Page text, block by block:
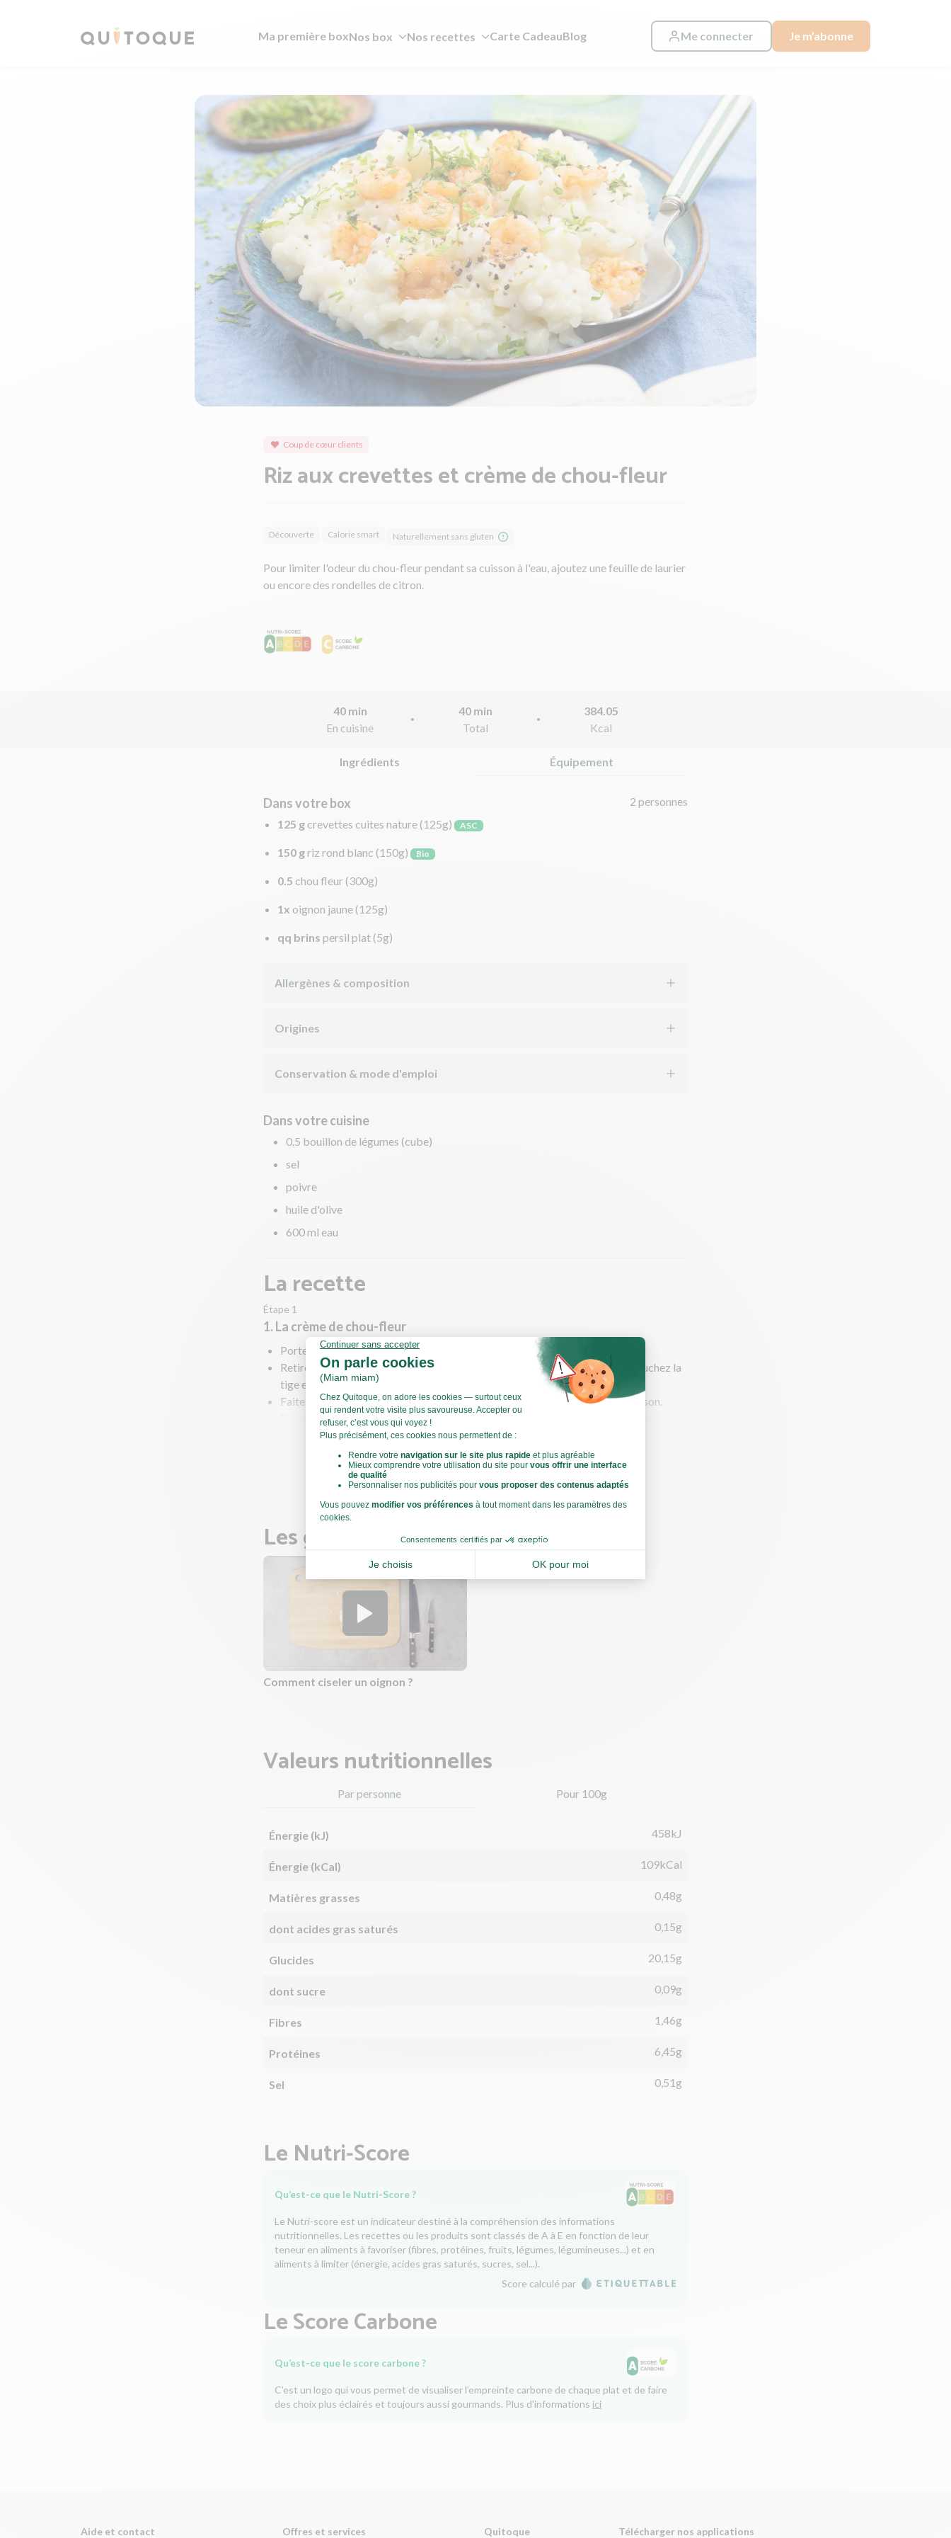
Ma première boxNos box Nos recettes Carte CadeauBlog Me connecter Je m’abonne
Coup de cœur clients
Riz aux crevettes et crème de chou-fleur
Découverte Calorie smart Naturellement sans gluten
Pour limiter l'odeur du chou-fleur pendant sa cuisson à l'eau, ajoutez une feuille de laurier
ou encore des rondelles de citron.
40 min
En cuisine
40 min
Total
384.05
Kcal
Ingrédients Équipement
Dans votre box
2 personnes
125 g crevettes cuites nature (125g) ASC
150 griz rond blanc (150g) Bio
0.5 chou fleur (300g)
1x oignon jaune (125g)
qq brins persil plat (5g)
Allergènes & composition
Origines
Conservation & mode d'emploi
Dans votre cuisine
0.5 bouillon de légumes (cube)
sel
poivre
huile d'olive
600 ml eau
La recette
Étape 1
1. La crème de chou-fleur
Portez à ébullition une casserole d'eau avec le bouillon de légumes.
Retirez les feuilles et le pied abîmés du chou-fleur. Coupez les bouquets. Épluchez la
tige et émincez-la.
Faites cuire le chou-fleur 15 min puis égouttez-le en conservant l'eau de cuisson.
Déposez le chou-fleur dans le bol d'un mixeur avec un peu d'eau de cuisson. Salez,
poivrez. Mixez jusqu'à obtenir une consistance homogène.
Ajustez la quantité d'eau en fonction de la consistance souhaitée.
Pendant la cuisson du chou-fleur, préparez le riz.
Voir toute la recette
Les gestes de cuisine
Comment ciseler un oignon ?
Valeurs nutritionnelles
Par personne Pour 100g
Énergie (kJ) 458kJ
Énergie (kCal) 109kCal
Matières grasses 0,48g
dont acides gras saturés 0,15g
Glucides 20,15g
dont sucre 0,09g
Fibres 1,46g
Protéines 6,45g
Sel 0,51g
Le Nutri-Score
Qu’est-ce que le Nutri-Score ?
Le Nutri-score est un indicateur destiné à la compréhension des informations
nutritionnelles. Les recettes ou les produits sont classés de A à E en fonction de leur
teneur en aliments à favoriser (fibres, protéines, fruits, légumes, légumineuses...) et en
aliments à limiter (énergie, acides gras saturés, sucres, sel...).
Score calculé par
Le Score Carbone
Qu’est-ce que le score carbone ?
C'est un logo qui vous permet de visualiser l’empreinte carbone de chaque plat et de faire
des choix plus éclairés et toujours aussi gourmands. Plus d'informations ici
Aide et contact Offres et services Quitoque Télécharger nos applications